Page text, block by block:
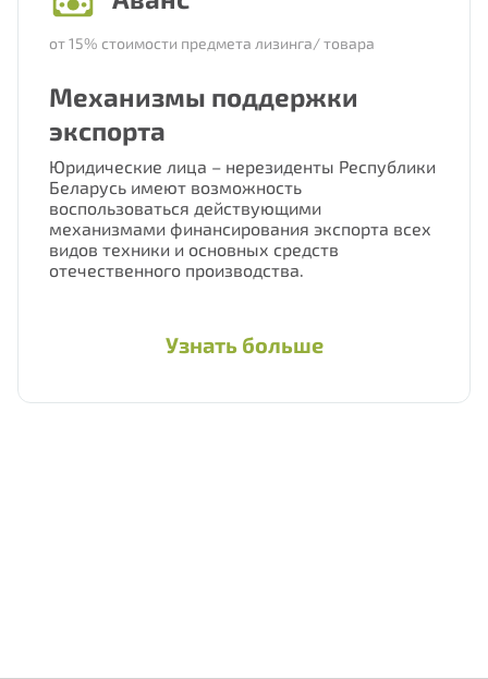
от 15% стоимости предмета лизинга/ товара
Механизмы поддержки
экспорта
Юридические лица – нерезиденты Республики
Беларусь имеют возможность
воспользоваться действующими
механизмами финансирования экспорта всех
видов техники и основных средств
отечественного производства.
Узнать больше